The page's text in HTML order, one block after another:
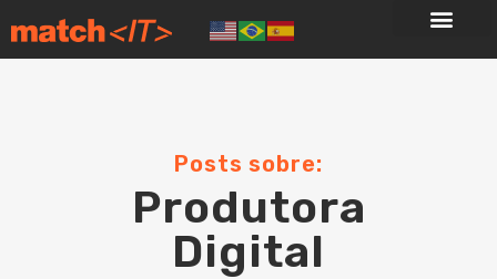
Posts sobre:
Produtora
Digital